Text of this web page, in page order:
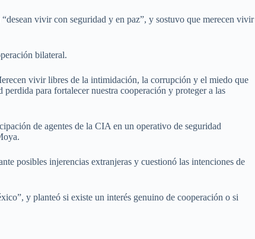
vivir con seguridad y en paz”, y sostuvo que merecen vivir
bilateral.
vivir libres de la intimidación, la corrupción y el miedo que
para fortalecer nuestra cooperación y proteger a las
de agentes de la CIA en un operativo de seguridad
posibles injerencias extranjeras y cuestionó las intenciones de
y planteó si existe un interés genuino de cooperación o si